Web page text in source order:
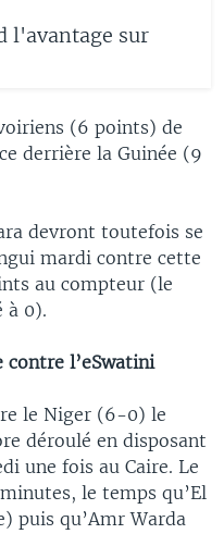
l'avantage sur
(6 points) de
derrière la Guinée (9
devront toutefois se
mardi contre cette
au compteur (le
à 0).
l’eSwatini
le Niger (6-0) le
déroulé en disposant
une fois au Caire. Le
le temps qu’El
puis qu’Amr Warda